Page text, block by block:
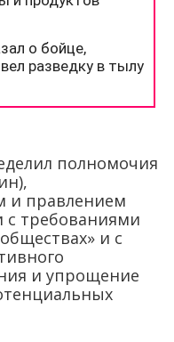
полномочия
и правлением
с требованиями
и с
и упрощение